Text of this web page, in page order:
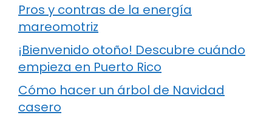
Pros y contras de la energía
mareomotriz
¡Bienvenido otoño! Descubre cuándo
empieza en Puerto Rico
Cómo hacer un árbol de Navidad
casero